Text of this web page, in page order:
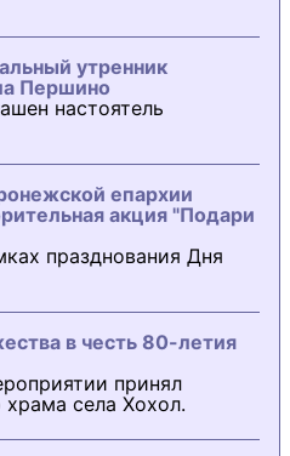
утренник
Першино
настоятель
епархии
акция "Подари
празднования Дня
в честь 80-летия
принял
храма села Хохол.